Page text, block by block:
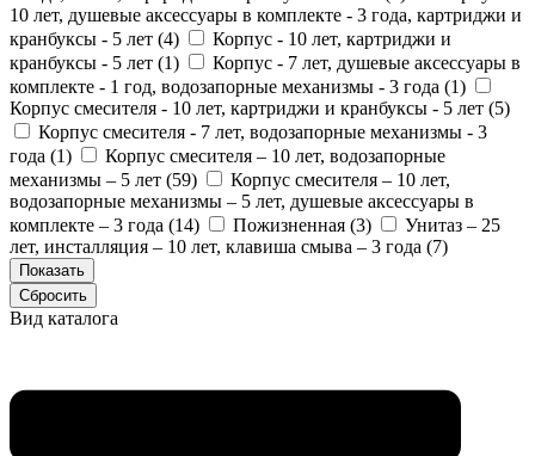
10 лет, душевые аксессуары в комплекте - 3 года, картриджи и
кранбуксы - 5 лет (4)
Корпус - 10 лет, картриджи и
кранбуксы - 5 лет (1)
Корпус - 7 лет, душевые аксессуары в
комплекте - 1 год, водозапорные механизмы - 3 года (1)
Корпус смесителя - 10 лет, картриджи и кранбуксы - 5 лет (5)
Корпус смесителя - 7 лет, водозапорные механизмы - 3
года (1)
Корпус смесителя – 10 лет, водозапорные
механизмы – 5 лет (59)
Корпус смесителя – 10 лет,
водозапорные механизмы – 5 лет, душевые аксессуары в
комплекте – 3 года (14) Пожизненная (3)
Унитаз – 25
лет, инсталляция – 10 лет, клавиша смыва – 3 года (7)
Вид каталога